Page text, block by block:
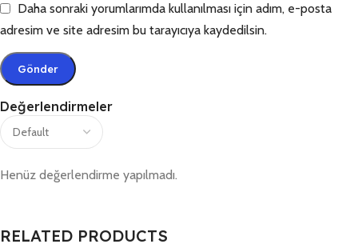
Değerlendirmeler
Henüz değerlendirme yapılmadı.
Daha sonraki yorumlarımda kullanılması için adım, e-posta
adresim ve site adresim bu tarayıcıya kaydedilsin.
RELATED PRODUCTS